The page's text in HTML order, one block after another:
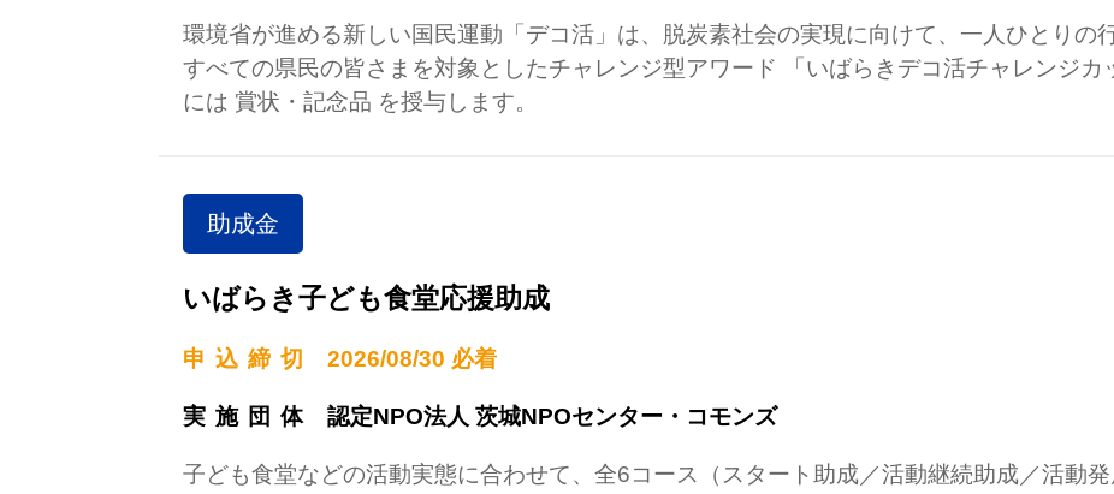
環境省が進める新しい国民運動「デコ活」は、脱炭素社会の実現に向けて、一人ひとりの
すべての県民の皆さまを対象としたチャレンジ型アワード 「いばらきデコ活チャレンジ
には 賞状・記念品 を授与します。
助成金
いばらき子ども食堂応援助成
申込締切 2026/08/30 必着
実施団体 認定NPO法人 茨城NPOセンター・コモンズ
子ども食堂などの活動実態に合わせて、全6コース（スタート助成／活動継続助成／活動